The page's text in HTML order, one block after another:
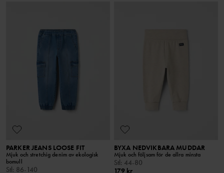
PARKER JEANS LOOSE FIT
Mjuk och stretchig denim av ekologisk
bomull
Stl: 86-140
BYXA NEDVIKBARA MUDDAR
Mjuk och följsam för de allra minsta
Stl: 44-80
179 kr